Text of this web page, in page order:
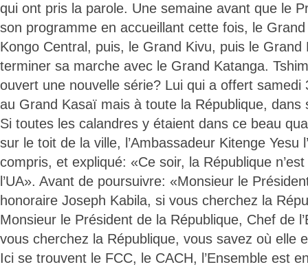
qui ont pris la parole. Une semaine avant que le
son programme en accueillant cette fois, le
Kongo Central, puis, le Grand Kivu, puis le Grand
terminer sa marche avec le Grand Katanga.
ouvert une nouvelle série? Lui qui a offert
au Grand Kasaï mais à toute la République, dans
Si toutes les calandres y étaient dans ce beau
sur le toit de la ville, l’Ambassadeur Kitenge Yesu
compris, et expliqué: «Ce soir, la République
l’UA». Avant de poursuivre: «Monsieur le
honoraire Joseph Kabila, si vous cherchez la
Monsieur le Président de la République, Chef de
vous cherchez la République, vous savez où elle
Ici se trouvent le FCC, le CACH, l’Ensemble est